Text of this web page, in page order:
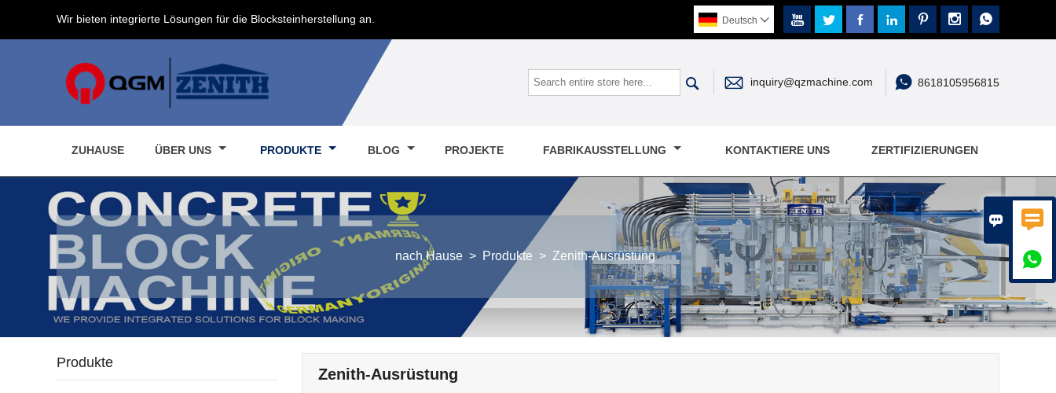
 

Wir bieten integrierte Lösungen für die Blocksteinherstellung an.       
Deutsch 
  inquiry@qzmachine.com  8618105956815
ZUHAUSE ÜBER UNS PRODUKTE BLOG PROJEKTE FABRIKAUSSTELLUNG KONTAKTIERE UNS ZERTIFIZIERUNGEN
nach Hause > Produkte > Zenith-Ausrüstung
Zenith-Ausrüstung
Produkte